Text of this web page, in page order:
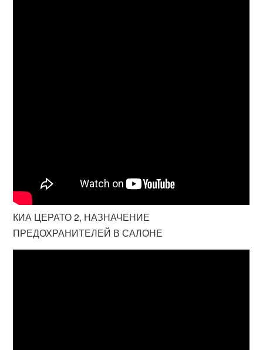
КИА ЦЕРАТО 2, НАЗНАЧЕНИЕ
ПРЕДОХРАНИТЕЛЕЙ В САЛОНЕ